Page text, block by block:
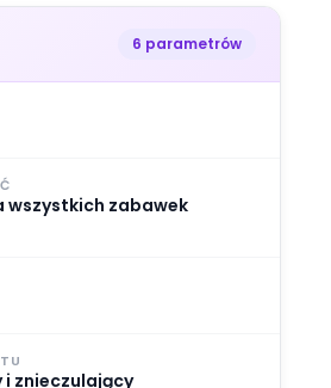
6 parametrów
wszystkich zabawek
i znieczulający